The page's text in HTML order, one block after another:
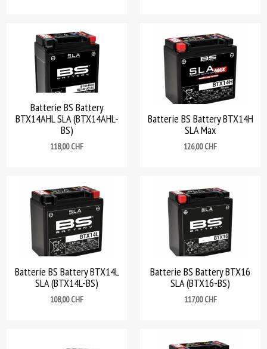
Batterie BS Battery
BTX14AHL SLA (BTX14AHL-
BS)
Prix
118,00 CHF
Batterie BS Battery BTX14H
SLA Max
Prix
126,00 CHF
Batterie BS Battery BTX14L
SLA (BTX14L-BS)
Prix
108,00 CHF
Batterie BS Battery BTX16
SLA (BTX16-BS)
Prix
117,00 CHF